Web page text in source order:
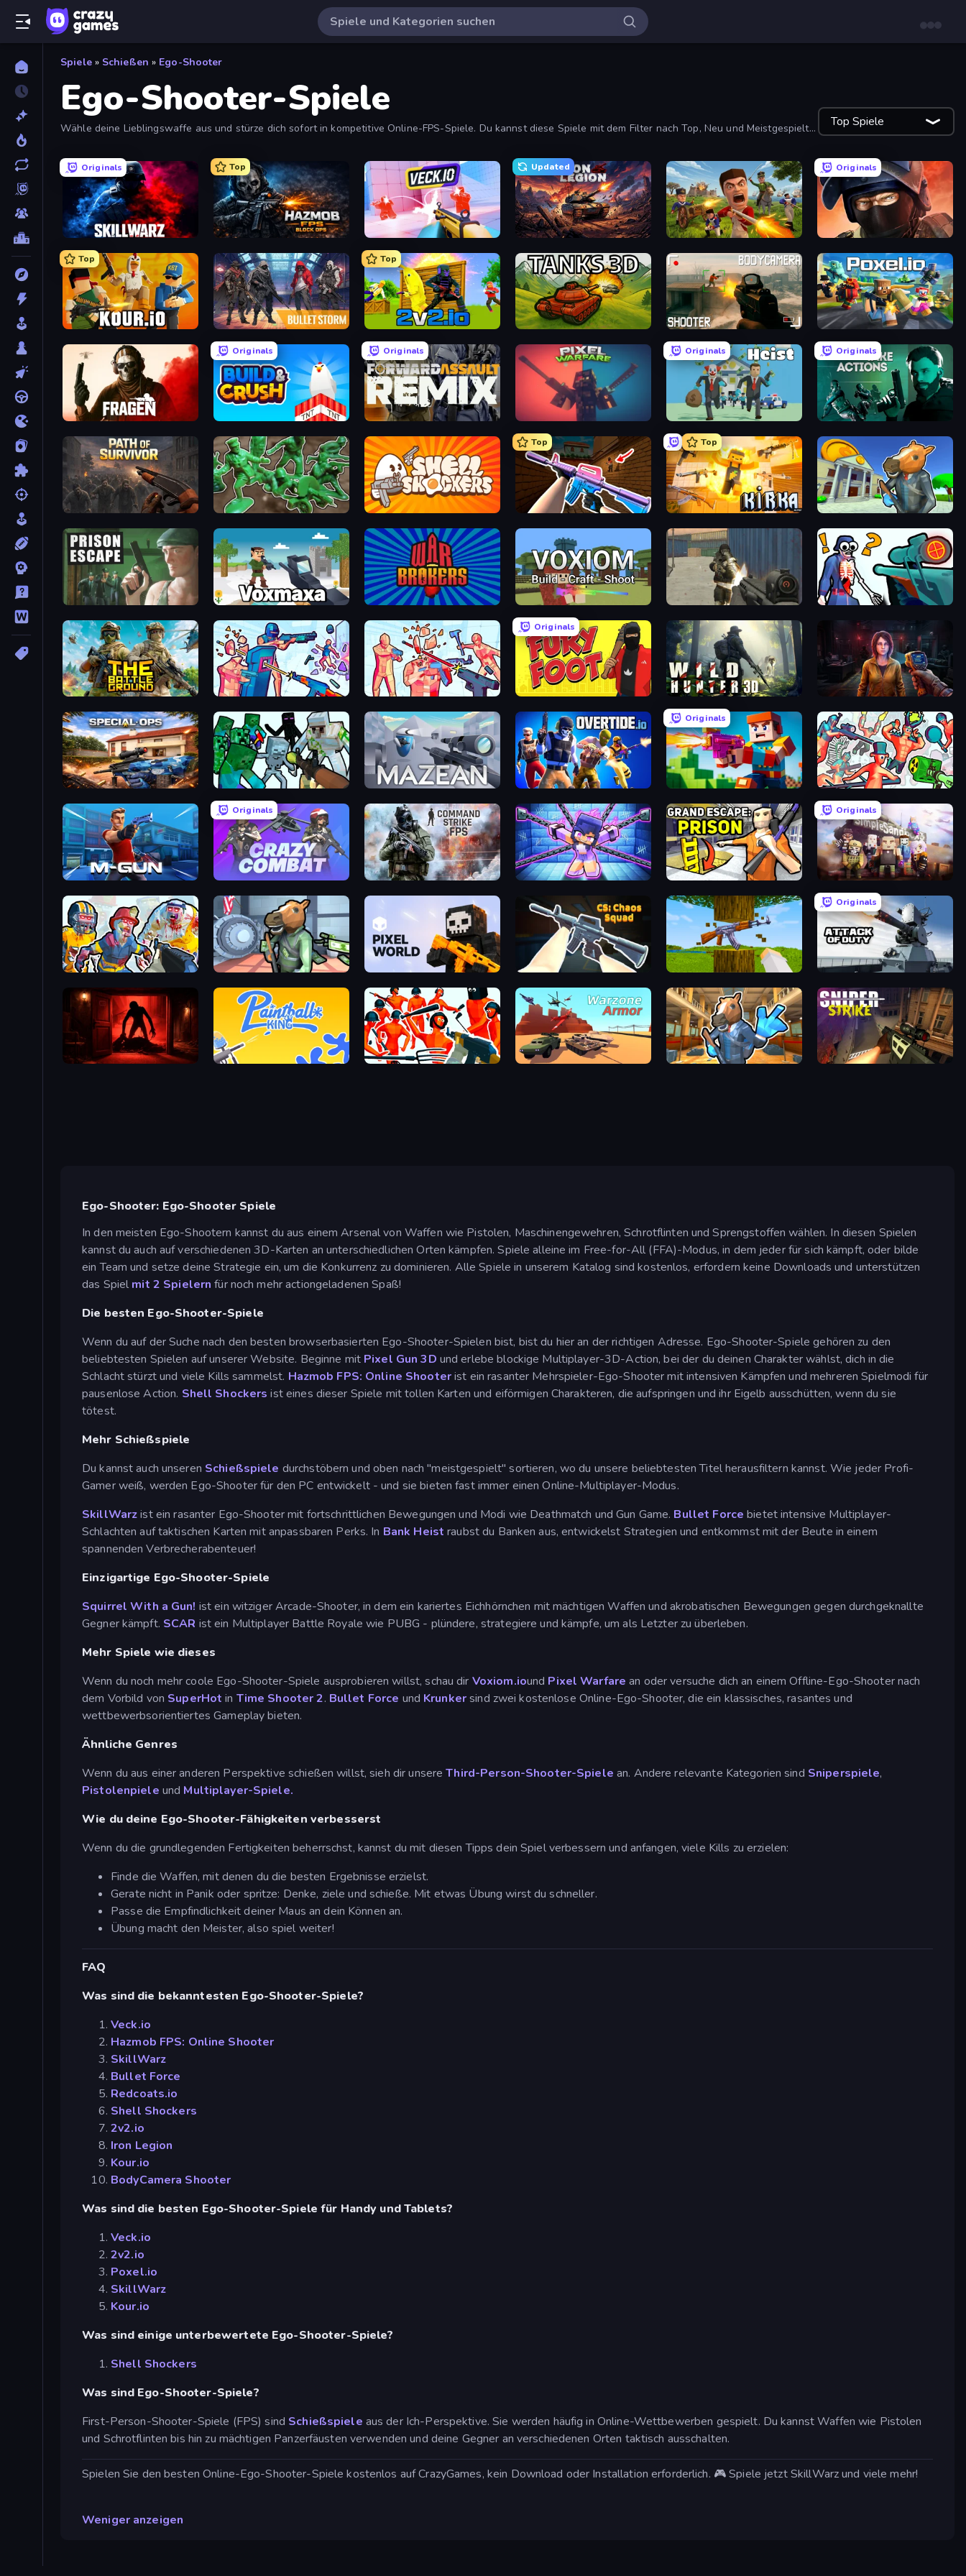
Spiele » Schießen » Ego-Shooter
Ego-Shooter-Spiele
Wähle deine Lieblingswaffe aus und stürze dich sofort in kompetitive Online-FPS-Spiele. Du kannst diese Spiele mit dem Filter nach Top, Neu und Meistgespielt
Top Spiele
Originals
SkillWarz
Top
Hazmob FPS: Online Shooter Veck.io
Updated
Iron Legion Redcoats.io
Originals
Bullet Force
Top
Kour.io Bulletstorm
Top
Tanks 3D BodyCamera Shooter Poxel.io
Fragen
Originals Originals
Forward Assault Remix Pixel Warfare
Originals
Bank Heist
Originals
Take Actions
Path of Survivor Soldiers - Capture and Control! Shell Shockers
Top
KS Z
Top
Kirka.io Bank Robbery 3
Prison Escape Voxmaxa War Brokers Voxiom.io Masked Forces Sniper Shot: Bullet Time
The Battleground Time Shooter 3: SWAT Time Shooter 2
Originals
Fury Foot Wild Hunter 3D Survival Zone Zombie Outbreak
Special Ops: GO Mazean Overtide.io
Originals
Bit Gun.io Funny Shooter 2
Muscle Gun.IO
Originals
Crazy Combat Command Strike FPS Mini Mine Grand Escape: Prison
Originals
Simple Sandbox 3
Zombies Shooter: Part 2 Bank Robbery CS: Chaos Squad Mine Shooter 3D
Originals
Attack of Duty
Doors Castle Paintball King Funny Shooter - Destroy All Warzone Armor Bank Robbery 2 Sniper Strike
Ego-Shooter: Ego-Shooter Spiele
In den meisten Ego-Shootern kannst du aus einem Arsenal von Waffen wie Pistolen, Maschinengewehren, Schrotflinten und Sprengstoffen wählen. In diesen Spielen
kannst du auch auf verschiedenen 3D-Karten an unterschiedlichen Orten kämpfen. Spiele alleine im Free-for-All (FFA)-Modus, in dem jeder für sich kämpft, oder bilde
ein Team und setze deine Strategie ein, um die Konkurrenz zu dominieren. Alle Spiele in unserem Katalog sind kostenlos, erfordern keine Downloads und unterstützen
das Spiel mit 2 Spielernfür noch mehr actiongeladenen Spaß!
Die besten Ego-Shooter-Spiele
Wenn du auf der Suche nach den besten browserbasierten Ego-Shooter-Spielen bist, bist du hier an der richtigen Adresse. Ego-Shooter-Spiele gehören zu den
beliebtesten Spielen auf unserer Website. Beginne mit Pixel Gun 3D und erlebe blockige Multiplayer-3D-Action, bei der du deinen Charakter wählst, dich in die
Schlacht stürzt und viele Kills sammelst. Hazmob FPS: Online Shooterist ein rasanter Mehrspieler-Ego-Shooter mit intensiven Kämpfen und mehreren Spielmodi für
pausenlose Action. Shell Shockers ist eines dieser Spiele mit tollen Karten und eiförmigen Charakteren, die aufspringen und ihr Eigelb ausschütten, wenn du sie
tötest.
Mehr Schießspiele
Du kannst auch unseren Schießspiele durchstöbern und oben nach "meistgespielt" sortieren, wo du unsere beliebtesten Titel herausfiltern kannst. Wie jeder Profi-
Gamer weiß, werden Ego-Shooter für den PC entwickelt - und sie bieten fast immer einen Online-Multiplayer-Modus.
SkillWarzist ein rasanter Ego-Shooter mit fortschrittlichen Bewegungen und Modi wie Deathmatch und Gun Game. Bullet Force bietet intensive Multiplayer-
Schlachten auf taktischen Karten mit anpassbaren Perks. In Bank Heist raubst du Banken aus, entwickelst Strategien und entkommst mit der Beute in einem
spannenden Verbrecherabenteuer!
Einzigartige Ego-Shooter-Spiele
Squirrel With a Gun! ist ein witziger Arcade-Shooter, in dem ein kariertes Eichhörnchen mit mächtigen Waffen und akrobatischen Bewegungen gegen durchgeknallte
Gegner kämpft. SCAR ist ein Multiplayer Battle Royale wie PUBG - plündere, strategiere und kämpfe, um als Letzter zu überleben.
Mehr Spiele wie dieses
Wenn du noch mehr coole Ego-Shooter-Spiele ausprobieren willst, schau dir Voxiom.iound Pixel Warfare an oder versuche dich an einem Offline-Ego-Shooter nach
dem Vorbild von SuperHot in Time Shooter 2. Bullet Force und Krunkersind zwei kostenlose Online-Ego-Shooter, die ein klassisches, rasantes und
wettbewerbsorientiertes Gameplay bieten.
Ähnliche Genres
Wenn du aus einer anderen Perspektive schießen willst, sieh dir unsereThird-Person-Shooter-Spiele an. Andere relevante Kategorien sind Sniperspiele,
Pistolenpiele und Multiplayer-Spiele.
Wie du deine Ego-Shooter-Fähigkeiten verbesserst
Wenn du die grundlegenden Fertigkeiten beherrschst, kannst du mit diesen Tipps dein Spiel verbessern und anfangen, viele Kills zu erzielen:
Finde die Waffen, mit denen du die besten Ergebnisse erzielst.
Gerate nicht in Panik oder spritze: Denke, ziele und schieße. Mit etwas Übung wirst du schneller.
Passe die Empfindlichkeit deiner Maus an dein Können an.
Übung macht den Meister, also spiel weiter!
FAQ
Was sind die bekanntesten Ego-Shooter-Spiele?
Veck.io
Hazmob FPS: Online Shooter
SkillWarz
Bullet Force
Redcoats.io
Shell Shockers
2v2.io
Iron Legion
Kour.io
BodyCamera Shooter
Was sind die besten Ego-Shooter-Spiele für Handy und Tablets?
Veck.io
2v2.io
Poxel.io
SkillWarz
Kour.io
Was sind einige unterbewertete Ego-Shooter-Spiele?
Shell Shockers
Was sind Ego-Shooter-Spiele?
First-Person-Shooter-Spiele (FPS) sind Schießspiele aus der Ich-Perspektive. Sie werden häufig in Online-Wettbewerben gespielt. Du kannst Waffen wie Pistolen
und Schrotflinten bis hin zu mächtigen Panzerfäusten verwenden und deine Gegner an verschiedenen Orten taktisch ausschalten.
Spielen Sie den besten Online-Ego-Shooter-Spiele kostenlos auf CrazyGames, kein Download oder Installation erforderlich. 🎮 Spiele jetzt SkillWarz und viele mehr!
Weniger anzeigen